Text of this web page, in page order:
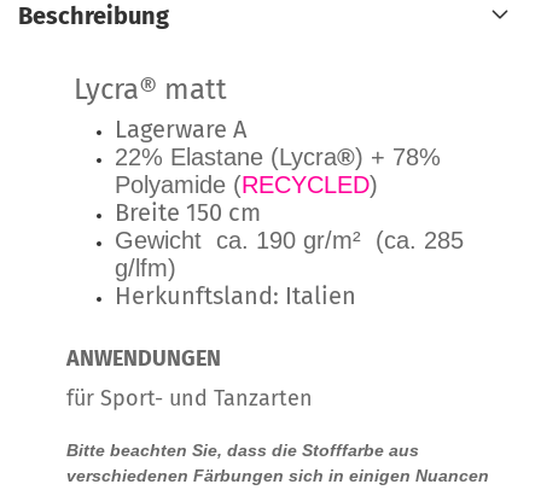
Beschreibung
Lycra® matt
Lagerware A
22% Elastane (Lycra®) + 78%
Polyamide (RECYCLED)
Breite 150 cm
Gewicht ca. 190 gr/m² (ca. 285
g/lfm)
Herkunftsland: Italien
ANWENDUNGEN
für Sport- und Tanzarten
Bitte beachten Sie, dass die Stofffarbe aus
verschiedenen Färbungen sich in einigen Nuancen